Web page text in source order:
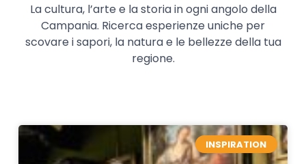
La cultura, l’arte e la storia in ogni angolo della
Campania. Ricerca esperienze uniche per
scovare i sapori, la natura e le bellezze della tua
regione.
INSPIRATION